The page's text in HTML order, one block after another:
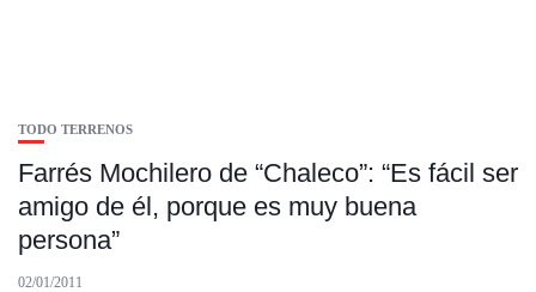
TODO TERRENOS
Farrés Mochilero de “Chaleco”: “Es fácil ser
amigo de él, porque es muy buena
persona”
02/01/2011